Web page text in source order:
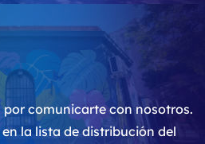
por comunicarte con nosotros.
la lista de distribución del